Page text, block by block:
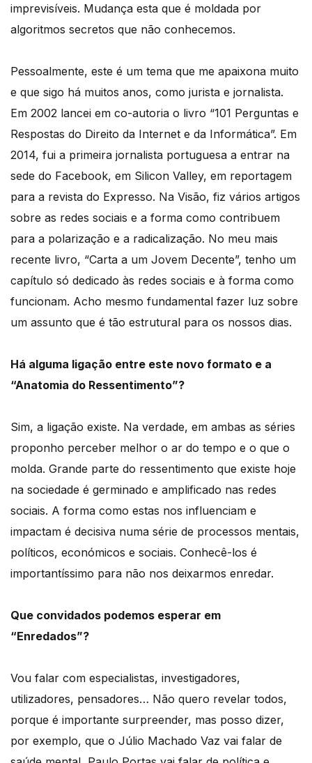
imprevisíveis. Mudança esta que é moldada por
algoritmos secretos que não conhecemos.
Pessoalmente, este é um tema que me apaixona muito
e que sigo há muitos anos, como jurista e jornalista.
Em 2002 lancei em co-autoria o livro “101 Perguntas e
Respostas do Direito da Internet e da Informática”. Em
2014, fui a primeira jornalista portuguesa a entrar na
sede do Facebook, em Silicon Valley, em reportagem
para a revista do Expresso. Na Visão, fiz vários artigos
sobre as redes sociais e a forma como contribuem
para a polarização e a radicalização. No meu mais
recente livro, “Carta a um Jovem Decente”, tenho um
capítulo só dedicado às redes sociais e à forma como
funcionam. Acho mesmo fundamental fazer luz sobre
um assunto que é tão estrutural para os nossos dias.
Há alguma ligação entre este novo formato e a
“Anatomia do Ressentimento”?
Sim, a ligação existe. Na verdade, em ambas as séries
proponho perceber melhor o ar do tempo e o que o
molda. Grande parte do ressentimento que existe hoje
na sociedade é germinado e amplificado nas redes
sociais. A forma como estas nos influenciam e
impactam é decisiva numa série de processos mentais,
políticos, económicos e sociais. Conhecê-los é
importantíssimo para não nos deixarmos enredar.
Que convidados podemos esperar em
“Enredados”?
Vou falar com especialistas, investigadores,
utilizadores, pensadores… Não quero revelar todos,
porque é importante surpreender, mas posso dizer,
por exemplo, que o Júlio Machado Vaz vai falar de